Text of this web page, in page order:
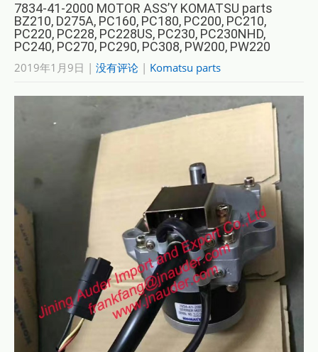
7834-41-2000 MOTOR ASS’Y KOMATSU parts
BZ210, D275A, PC160, PC180, PC200, PC210,
PC220, PC228, PC228US, PC230, PC230NHD,
PC240, PC270, PC290, PC308, PW200, PW220
2019年1月9日 | 没有评论 | Komatsu parts